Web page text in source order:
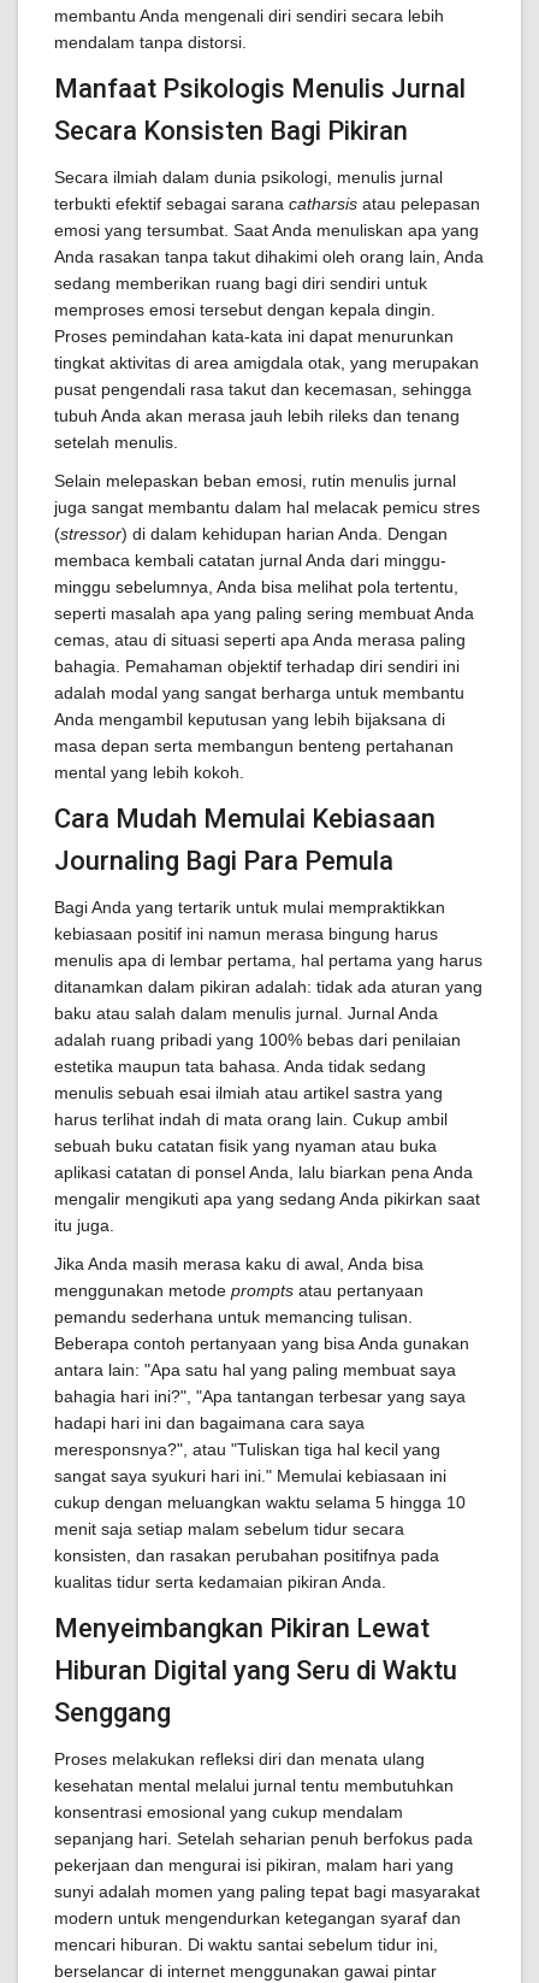
membantu Anda mengenali diri sendiri secara lebih
mendalam tanpa distorsi.
Manfaat Psikologis Menulis Jurnal
Secara Konsisten Bagi Pikiran
Secara ilmiah dalam dunia psikologi, menulis jurnal
terbukti efektif sebagai sarana catharsis atau pelepasan
emosi yang tersumbat. Saat Anda menuliskan apa yang
Anda rasakan tanpa takut dihakimi oleh orang lain, Anda
sedang memberikan ruang bagi diri sendiri untuk
memproses emosi tersebut dengan kepala dingin.
Proses pemindahan kata-kata ini dapat menurunkan
tingkat aktivitas di area amigdala otak, yang merupakan
pusat pengendali rasa takut dan kecemasan, sehingga
tubuh Anda akan merasa jauh lebih rileks dan tenang
setelah menulis.
Selain melepaskan beban emosi, rutin menulis jurnal
juga sangat membantu dalam hal melacak pemicu stres
(stressor) di dalam kehidupan harian Anda. Dengan
membaca kembali catatan jurnal Anda dari minggu-
minggu sebelumnya, Anda bisa melihat pola tertentu,
seperti masalah apa yang paling sering membuat Anda
cemas, atau di situasi seperti apa Anda merasa paling
bahagia. Pemahaman objektif terhadap diri sendiri ini
adalah modal yang sangat berharga untuk membantu
Anda mengambil keputusan yang lebih bijaksana di
masa depan serta membangun benteng pertahanan
mental yang lebih kokoh.
Cara Mudah Memulai Kebiasaan
Journaling Bagi Para Pemula
Bagi Anda yang tertarik untuk mulai mempraktikkan
kebiasaan positif ini namun merasa bingung harus
menulis apa di lembar pertama, hal pertama yang harus
ditanamkan dalam pikiran adalah: tidak ada aturan yang
baku atau salah dalam menulis jurnal. Jurnal Anda
adalah ruang pribadi yang 100% bebas dari penilaian
estetika maupun tata bahasa. Anda tidak sedang
menulis sebuah esai ilmiah atau artikel sastra yang
harus terlihat indah di mata orang lain. Cukup ambil
sebuah buku catatan fisik yang nyaman atau buka
aplikasi catatan di ponsel Anda, lalu biarkan pena Anda
mengalir mengikuti apa yang sedang Anda pikirkan saat
itu juga.
Jika Anda masih merasa kaku di awal, Anda bisa
menggunakan metode prompts atau pertanyaan
pemandu sederhana untuk memancing tulisan.
Beberapa contoh pertanyaan yang bisa Anda gunakan
antara lain: "Apa satu hal yang paling membuat saya
bahagia hari ini?", "Apa tantangan terbesar yang saya
hadapi hari ini dan bagaimana cara saya
meresponsnya?", atau "Tuliskan tiga hal kecil yang
sangat saya syukuri hari ini." Memulai kebiasaan ini
cukup dengan meluangkan waktu selama 5 hingga 10
menit saja setiap malam sebelum tidur secara
konsisten, dan rasakan perubahan positifnya pada
kualitas tidur serta kedamaian pikiran Anda.
Menyeimbangkan Pikiran Lewat
Hiburan Digital yang Seru di Waktu
Senggang
Proses melakukan refleksi diri dan menata ulang
kesehatan mental melalui jurnal tentu membutuhkan
konsentrasi emosional yang cukup mendalam
sepanjang hari. Setelah seharian penuh berfokus pada
pekerjaan dan mengurai isi pikiran, malam hari yang
sunyi adalah momen yang paling tepat bagi masyarakat
modern untuk mengendurkan ketegangan syaraf dan
mencari hiburan. Di waktu santai sebelum tidur ini,
berselancar di internet menggunakan gawai pintar